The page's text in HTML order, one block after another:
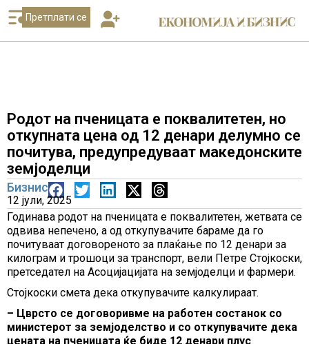
Претплати се
Родот на пченицата е поквалитетен, но
откупната цена од 12 денари делумно се
почитува, предупредуваат македонските
земјоделци
Бизнис
12 јули, 2025
Годинава родот на пченицата е поквалитетен, жетвата се
одвива непечено, а од откупувачите бараме да го
почитуваат договореното за плаќање по 12 денари за
килограм и трошоци за транспорт, вели Петре Стојкоски,
претседател на Асоцијацијата на земјоделци и фармери.
Стојкоски смета дека откупувачите калкулираат.
– Цврсто се договоривме на работен состанок со
министерот за земјоделство и со откупувачите дека
цената на пченицата ќе биде 12 денари плус